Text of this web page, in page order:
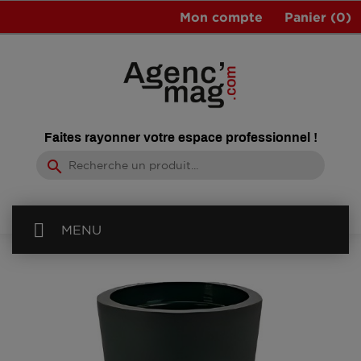
Panier (0)
Mon compte
Faites rayonner votre espace professionnel !
search
MENU